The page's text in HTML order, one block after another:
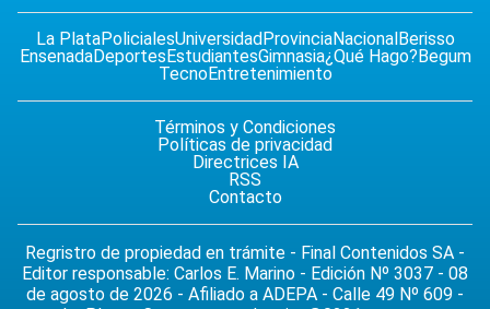
La PlataPolicialesUniversidadProvinciaNacionalBerisso
EnsenadaDeportesEstudiantesGimnasia¿Qué Hago?Begum
TecnoEntretenimiento
Términos y Condiciones
Políticas de privacidad
Directrices IA
RSS
Contacto
Regristro de propiedad en trámite - Final Contenidos SA -
Editor responsable: Carlos E. Marino - Edición Nº 3037 - 08
de agosto de 2026 - Afiliado a ADEPA - Calle 49 Nº 609 -